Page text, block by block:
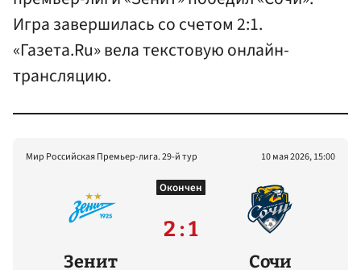
Игра завершилась со счетом 2:1.
«Газета.Ru» вела текстовую онлайн-
трансляцию.
Мир Российская Премьер-лига. 29-й тур 10 мая 2026, 15:00
Зенит
Окончен
2 : 1
Сочи